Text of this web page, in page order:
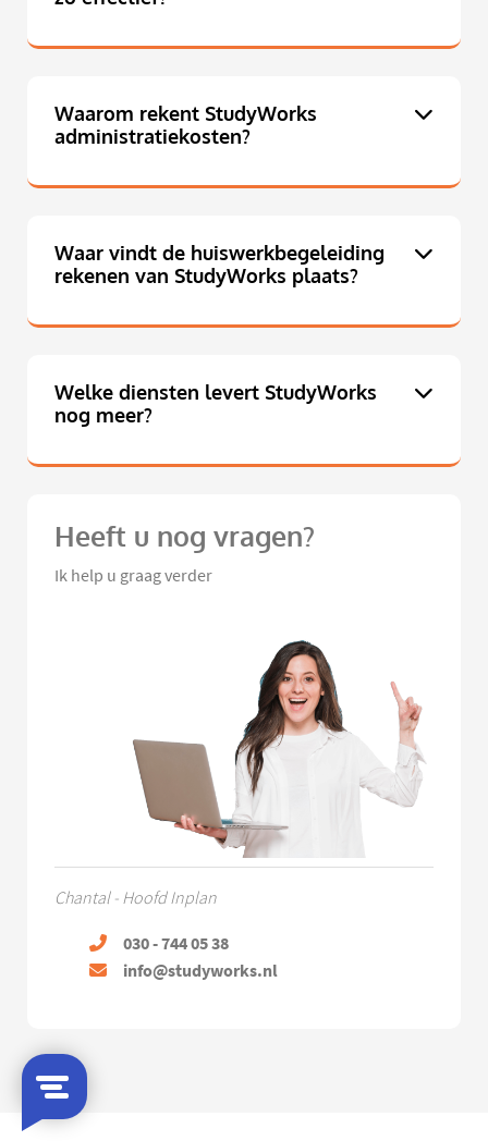
Waarom rekent StudyWorks
administratiekosten?
Waar vindt de huiswerkbegeleiding
rekenen van StudyWorks plaats?
Welke diensten levert StudyWorks
nog meer?
Heeft u nog vragen?
Ik help u graag verder
Chantal - Hoofd Inplan
030 - 744 05 38
info@studyworks.nl